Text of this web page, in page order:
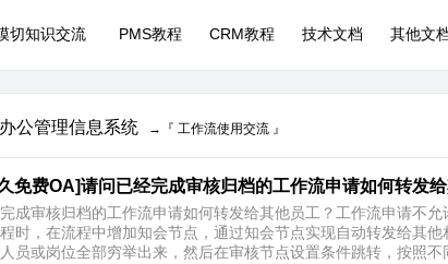
切知识交流 PMS教程 CRM教程 技术文档 其他文
公管理信息系统 →『 工作流使用交流 』
免费OA]请问已经完成审核归档的工作流申请如何转发
成审核归档的工作流申请如何转发给其他员工？工作流申请不
时，在流程中增加知会节点，通过知会节点实现自动转发给其
员或岗位全部穷举出来，然后在审核节点设置条件跳转，按照不